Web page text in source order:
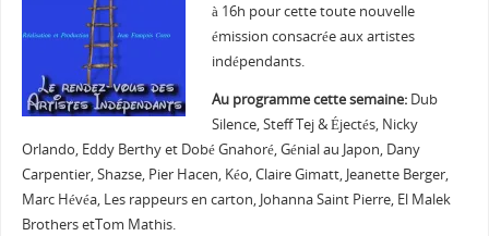
à 16h pour cette toute nouvelle
émission consacrée aux artistes
indépendants.
Au programme cette semaine: Dub
Silence, Steff Tej & Éjectés, Nicky
Orlando, Eddy Berthy et Dobé Gnahoré, Génial au Japon, Dany
Carpentier, Shazse, Pier Hacen, Kéo, Claire Gimatt, Jeanette Berger,
Marc Hévéa, Les rappeurs en carton, Johanna Saint Pierre, El Malek
Brothers etTom Mathis.